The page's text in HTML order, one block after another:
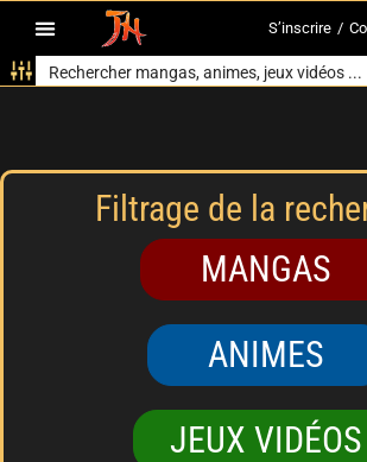
S’inscrire /
Filtrage de la
MANGAS
ANIMES
JEUX VIDÉOS